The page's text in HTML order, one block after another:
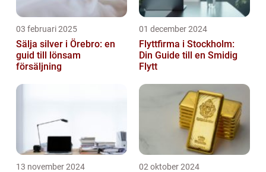
03 februari 2025
Sälja silver i Örebro: en
guid till lönsam
försäljning
01 december 2024
Flyttfirma i Stockholm:
Din Guide till en Smidig
Flytt
13 november 2024 02 oktober 2024